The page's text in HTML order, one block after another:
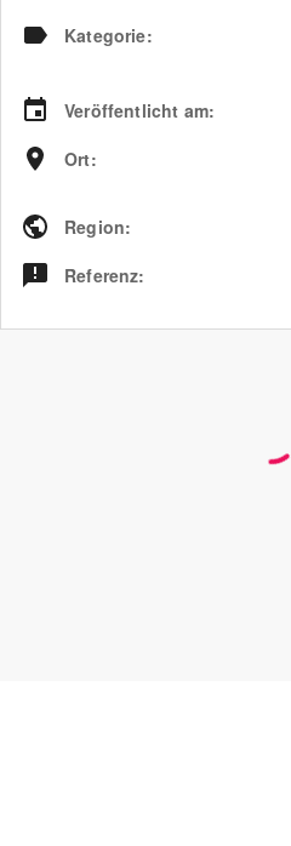
Kategorie:
Veröffentlicht am:
Ort:
Region:
Referenz: